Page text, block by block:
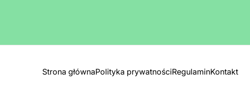
Strona głównaPolityka prywatnościRegulaminKontakt